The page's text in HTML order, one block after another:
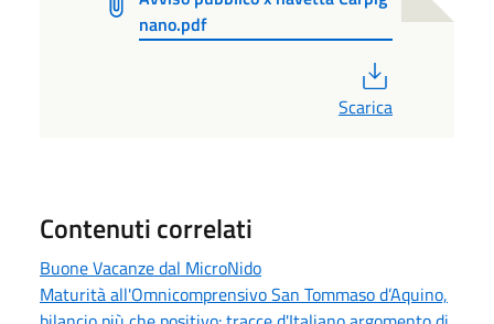
nano.pdf
Scarica
Contenuti correlati
Buone Vacanze dal MicroNido
Maturità all'Omnicomprensivo San Tommaso d’Aquino,